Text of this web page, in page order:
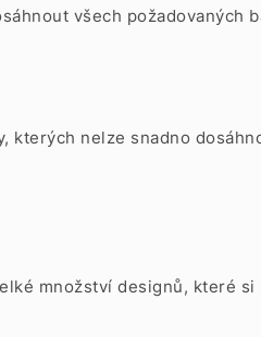
všech požadovaných
nelze snadno
množství designů, které